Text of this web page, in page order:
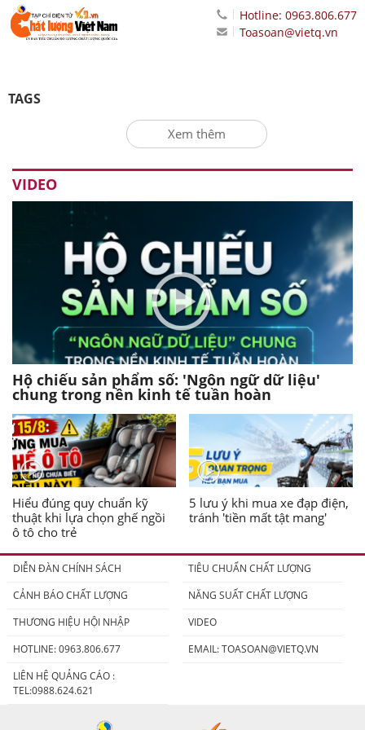
Hotline: 0963.806.677
Toasoan@vietq.vn
TAGS
Xem thêm
VIDEO
Hộ chiếu sản phẩm số: 'Ngôn ngữ dữ liệu'
chung trong nền kinh tế tuần hoàn
Hiểu đúng quy chuẩn kỹ
thuật khi lựa chọn ghế ngồi
ô tô cho trẻ
5 lưu ý khi mua xe đạp điện,
tránh 'tiền mất tật mang'
DIỄN ĐÀN CHÍNH SÁCH
TIÊU CHUẨN CHẤT LƯỢNG
CẢNH BÁO CHẤT LƯỢNG
NĂNG SUẤT CHẤT LƯỢNG
THƯƠNG HIỆU HỘI NHẬP
VIDEO
HOTLINE: 0963.806.677
EMAIL:TOASOAN@VIETQ.VN
LIÊN HỆ QUẢNG CÁO :
TEL:0988.624.621